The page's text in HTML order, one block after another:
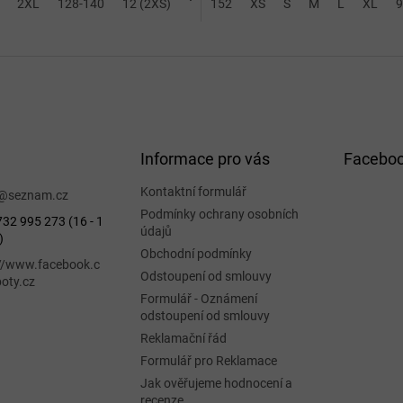
2XL 128-140 12 (2XS) 14 (XS)
152 XS S M L XL
seznam.cz
995 273 (16 - 1
www.facebook.c
Informace pro vás
Kontaktní formulář
Podmínky ochrany osobních
údajů
Obchodní podmínky
Odstoupení od smlouvy
Formulář - Oznámení
odstoupení od smlouvy
Reklamační řád
Formulář pro Reklamace
Jak ověřujeme hodnocení a